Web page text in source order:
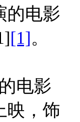
的电影
[1]。
电影
映，饰